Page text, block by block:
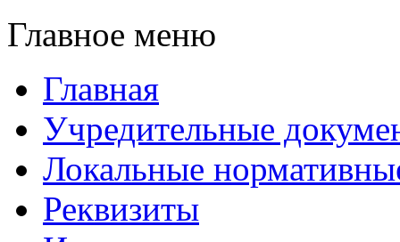
Главное меню
Главная
Учредительные
Локальные
Реквизиты